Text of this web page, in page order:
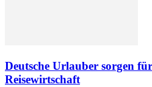
Deutsche Urlauber sorgen
Reisewirtschaft